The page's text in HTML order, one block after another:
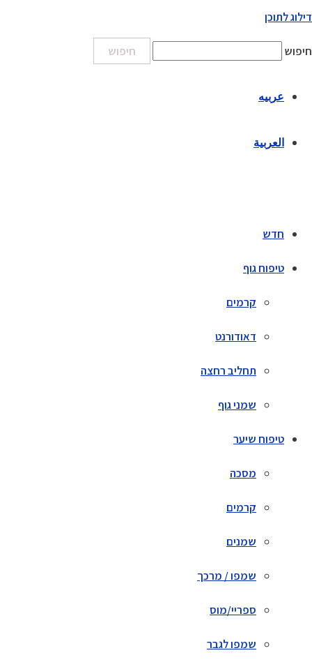
דילוג לתוכן
חיפוש חיפוש
عربيه
العربية
חדש
טיפוח גוף
קרמים
דאודורנט
תחליב רחצה
שמני גוף
טיפוח שיער
מסכה
קרמים
שמנים
שמפו / מרכך
ספריי/מוס
שמפו לגבר